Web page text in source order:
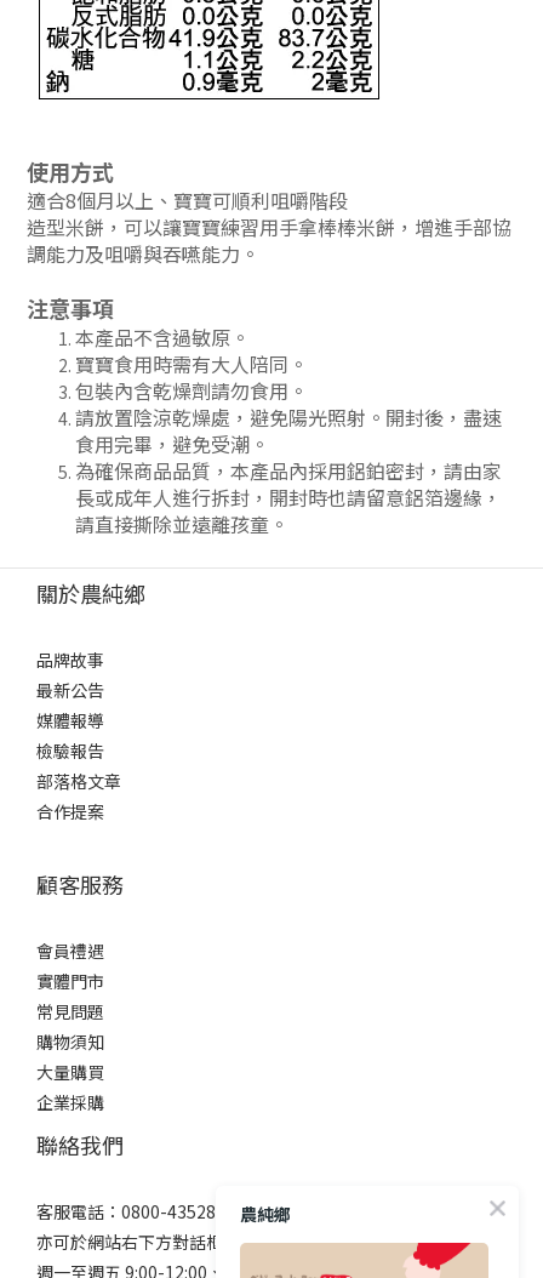
使用方式
適合8個月以上、寶寶可順利咀嚼階段
造型米餅，可以讓寶寶練習用手拿棒棒米餅，增進手部協
調能力及咀嚼與吞嚥能力。
注意事項
本產品不含過敏原。
寶寶食用時需有大人陪同。
包裝內含乾燥劑請勿食用。
請放置陰涼乾燥處，避免陽光照射。開封後，盡速
食用完畢，避免受潮。
為確保商品品質，本產品內採用鋁鉑密封，請由家
長或成年人進行拆封，開封時也請留意鋁箔邊緣，
請直接撕除並遠離孩童。
關於農純鄉
品牌故事
最新公告
媒體報導
檢驗報告
部落格文章
合作提案
顧客服務
會員禮遇
實體門市
常見問題
購物須知
大量購買
企業採購
聯絡我們
客服電話：0800-435288
亦可於網站右下方對話框選擇 LINE 與我們聯絡
週一至週五 9:00-12:00、13:00-17:00 (國定假日除外)
農純鄉